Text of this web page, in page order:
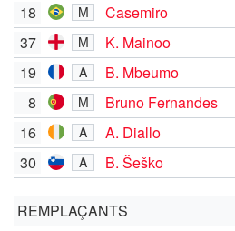
18 M Casemiro
37 M
K. Mainoo
19
A B. Mbeumo
8 M
Bruno Fernandes
16
A A. Diallo
30 A B. Šeško
REMPLAÇANTS